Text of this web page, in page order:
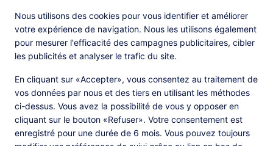
Nous utilisons des cookies pour vous identifier et améliorer
votre expérience de navigation. Nous les utilisons également
pour mesurer l'efficacité des campagnes publicitaires, cibler
les publicités et analyser le trafic du site.
En cliquant sur «Accepter», vous consentez au traitement de
vos données par nous et des tiers en utilisant les méthodes
ci-dessus. Vous avez la possibilité de vous y opposer en
cliquant sur le bouton «Refuser». Votre consentement est
enregistré pour une durée de 6 mois. Vous pouvez toujours
Produits
PlatformX Server-Side Tracking
Adloop Media Optimisation
PlatformX Real Time CDP
Ressources
The ⚛ Quantum Lounge
Customer Stories
Fiches Produits
Société
À Propos
Notre Équipe
Data Centers in
European Union